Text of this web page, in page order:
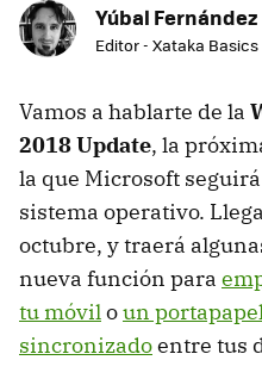
Yúbal Fernández
Editor - Xataka Basics
Vamos a hablarte de la
2018 Update, la
la que Microsoft
sistema operativo.
octubre, y traerá
nueva función para
tu móviloun
sincronizadoentre tus